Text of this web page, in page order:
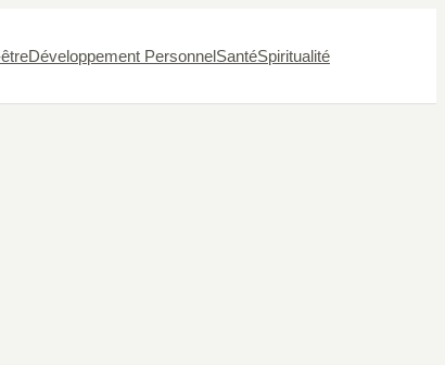
Développement PersonnelSantéSpiritualité